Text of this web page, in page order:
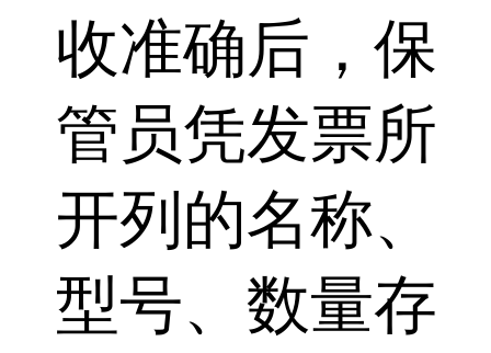
收准确后，保
管员凭发票所
开列的名称、
型号、数量存